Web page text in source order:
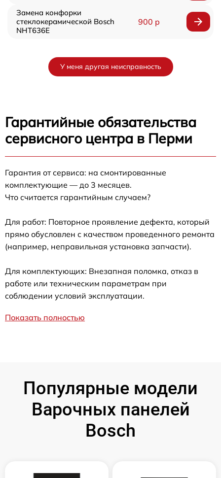
Замена конфорки
стеклокерамической Bosch
NHT636E
900 р
У меня другая неисправность
Гарантийные обязательства
сервисного центра в Перми
Гарантия от сервиса: на смонтированные
комплектующие — до 3 месяцев.
Что считается гарантийным случаем?
Для работ: Повторное проявление дефекта, который
прямо обусловлен с качеством проведенного ремонта
(например, неправильная установка запчасти).
Для комплектующих: Внезапная поломка, отказ в
работе или техническим параметрам при
соблюдении условий эксплуатации.
Показать полностью
Популярные модели
Варочных панелей
Bosch